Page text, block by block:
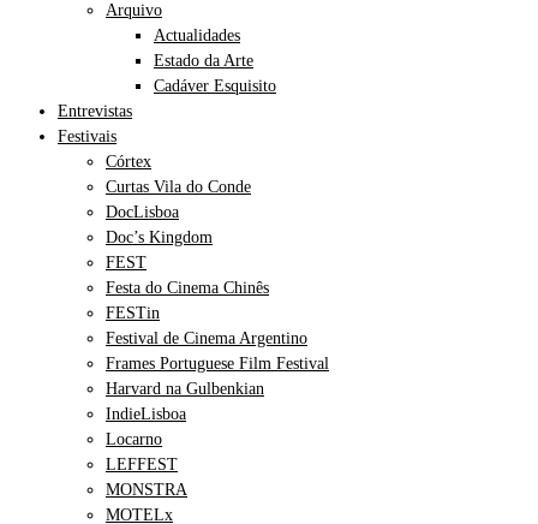
Arquivo
Actualidades
Estado da Arte
Cadáver Esquisito
Entrevistas
Festivais
Córtex
Curtas Vila do Conde
DocLisboa
Doc’s Kingdom
FEST
Festa do Cinema Chinês
FESTin
Festival de Cinema Argentino
Frames Portuguese Film Festival
Harvard na Gulbenkian
IndieLisboa
Locarno
LEFFEST
MONSTRA
MOTELx